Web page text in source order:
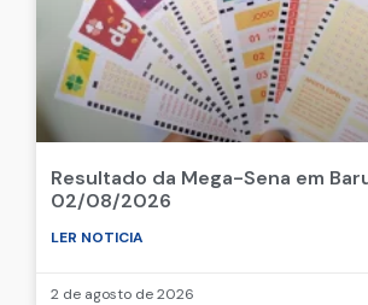
Resultado da Mega-Sena em
02/08/2026
LER NOTICIA
2 de agosto de 2026